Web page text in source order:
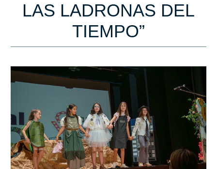
LAS LADRONAS DEL
TIEMPO”